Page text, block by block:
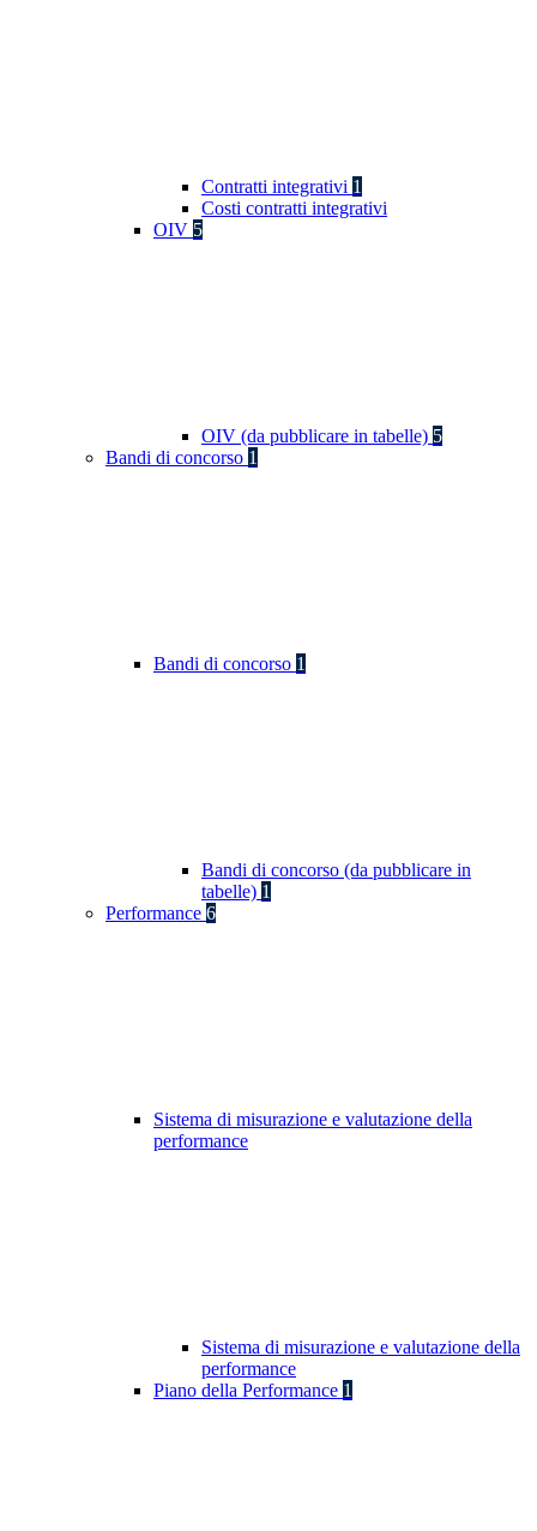
Contratti integrativi 1
Costi contratti integrativi
OIV 5
OIV (da pubblicare in tabelle) 5
Bandi di concorso 1
Bandi di concorso 1
Bandi di concorso (da pubblicare in
tabelle) 1
Performance 6
Sistema di misurazione e valutazione della
performance
Sistema di misurazione e valutazione della
performance
Piano della Performance 1